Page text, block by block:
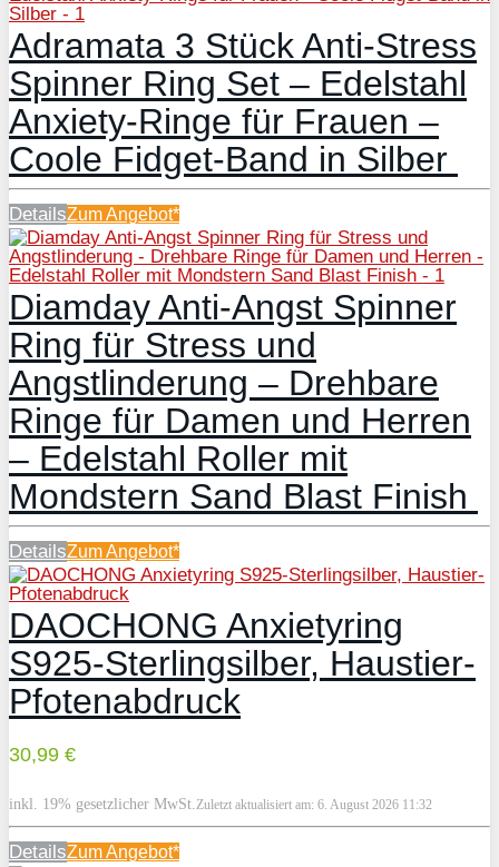
Adramata 3 Stück Anti-Stress
Spinner Ring Set – Edelstahl
Anxiety-Ringe für Frauen –
Coole Fidget-Band in Silber
DetailsZumAngebot*
Diamday Anti-Angst Spinner
Ring für Stress und
Angstlinderung – Drehbare
Ringe für Damen und Herren
– Edelstahl Roller mit
Mondstern Sand Blast Finish
DetailsZumAngebot*
DAOCHONG Anxietyring
S925-Sterlingsilber, Haustier-
Pfotenabdruck
30,99 €
inkl. 19% gesetzlicher MwSt. Zuletzt aktualisiert am: 6. August 2026 11:32
DetailsZumAngebot*